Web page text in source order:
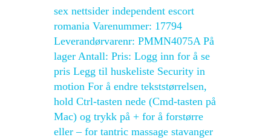
sex nettsider independent escort
romania Varenummer: 17794
Leverandørvarenr: PMMN4075A På
lager Antall: Pris: Logg inn for å se
pris Legg til huskeliste Security in
motion For å endre tekststørrelsen,
hold Ctrl-tasten nede (Cmd-tasten på
Mac) og trykk på + for å forstørre
eller – for tantric massage stavanger